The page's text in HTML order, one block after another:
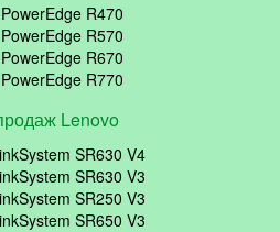
R470
R570
R670
R770
Lenovo
SR630 V4
SR630 V3
SR250 V3
SR650 V3